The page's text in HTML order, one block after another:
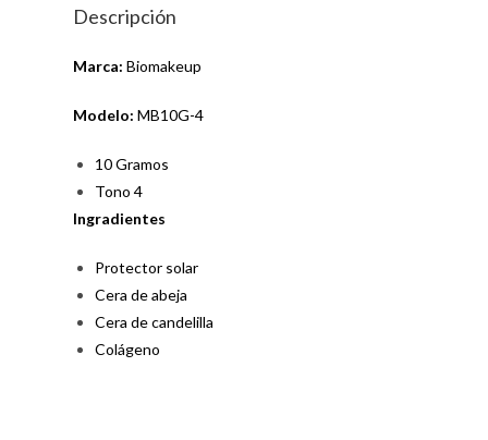
Descripción
Marca: Biomakeup
Modelo: MB10G-4
10 Gramos
Tono 4
Ingradientes
Protector solar
Cera de abeja
Cera de candelilla
Colágeno